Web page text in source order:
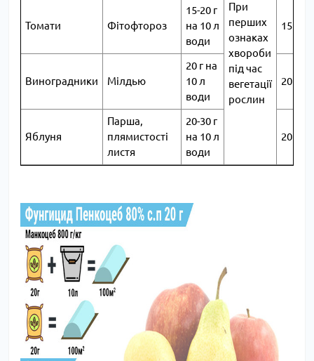
При
перших
ознаках
хвороби
під час
вегетації
рослин
Томати Фітофтороз
15-20 г
на 10 л
води
15
Виноградники Мілдью
20 г на
10 л
води
20
Яблуня
Парша,
плямистості
листя
20-30 г
на 10 л
води
20